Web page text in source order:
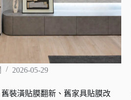
2026-05-29
裝潢貼膜翻新、舊家具貼膜改